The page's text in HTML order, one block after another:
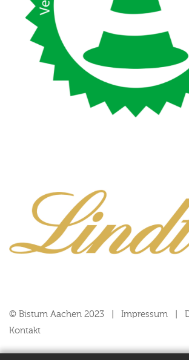
© Bistum Aachen 2023 Impressum
Kontakt